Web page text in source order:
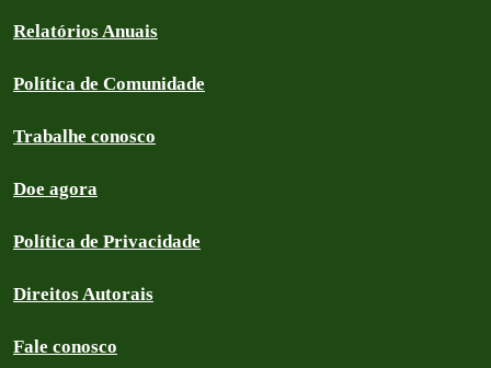
Relatórios Anuais
Política de Comunidade
Trabalhe conosco
Doe agora
Política de Privacidade
Direitos Autorais
Fale conosco